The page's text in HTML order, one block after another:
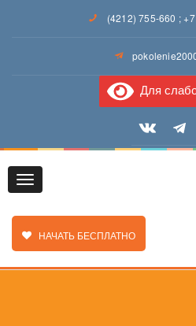
(4212) 755-660 ;
Для
Toggle
ЗАКАЗАТЬ ЗВОНОК
НАЧАТЬ БЕСПЛАТНО